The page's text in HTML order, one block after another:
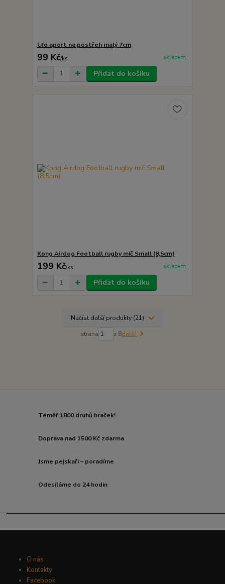
Ufo aport na postřeh malý 7cm
99 Kč/ks skladem
Přidat do košíku
Kong Airdog Football rugby míč Small (8,5cm)
199 Kč/ks skladem
Přidat do košíku
Načíst další produkty (21)
strana z 8další
Téměř 1800 druhů hraček!
Doprava nad 1500 Kč zdarma
Jsme pejskaři – poradíme
Odesíláme do 24 hodin
O nás
Kontakty
Facebook